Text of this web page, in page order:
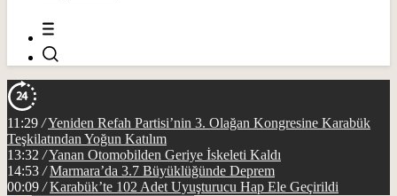
11:29 /Yeniden Refah Partisi’nin 3. Olağan Kongresine Karabük
Teşkilatından Yoğun Katılım
13:32 /Yanan Otomobilden Geriye İskeleti Kaldı
14:53 / Marmara’da 3.7 Büyüklüğünde Deprem
00:09 / Karabük’te 102 Adet Uyuşturucu Hap Ele Geçirildi